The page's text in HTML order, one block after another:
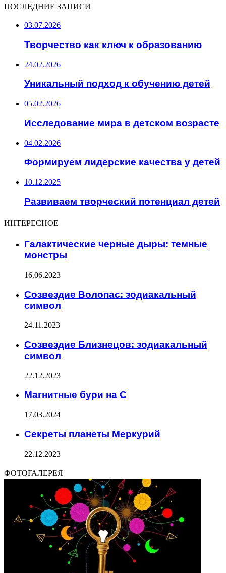
ПОСЛЕДНИЕ ЗАПИСИ
03.07.2026
Творчество как ключ к образованию
24.02.2026
Уникальный подход к обучению детей
05.02.2026
Исследование мира в детском возрасте
04.02.2026
Формируем лидерские качества у детей
10.12.2025
Развиваем творческий потенциал детей
ИНТЕРЕСНОЕ
Галактические черные дыры: темные
монстры
16.06.2023
Созвездие Волопас: зодиакальный
символ
24.11.2023
Созвездие Близнецов: зодиакальный
символ
22.12.2023
Магнитные бури на С
17.03.2024
Секреты планеты Меркурий
22.12.2023
ФОТОГАЛЕРЕЯ